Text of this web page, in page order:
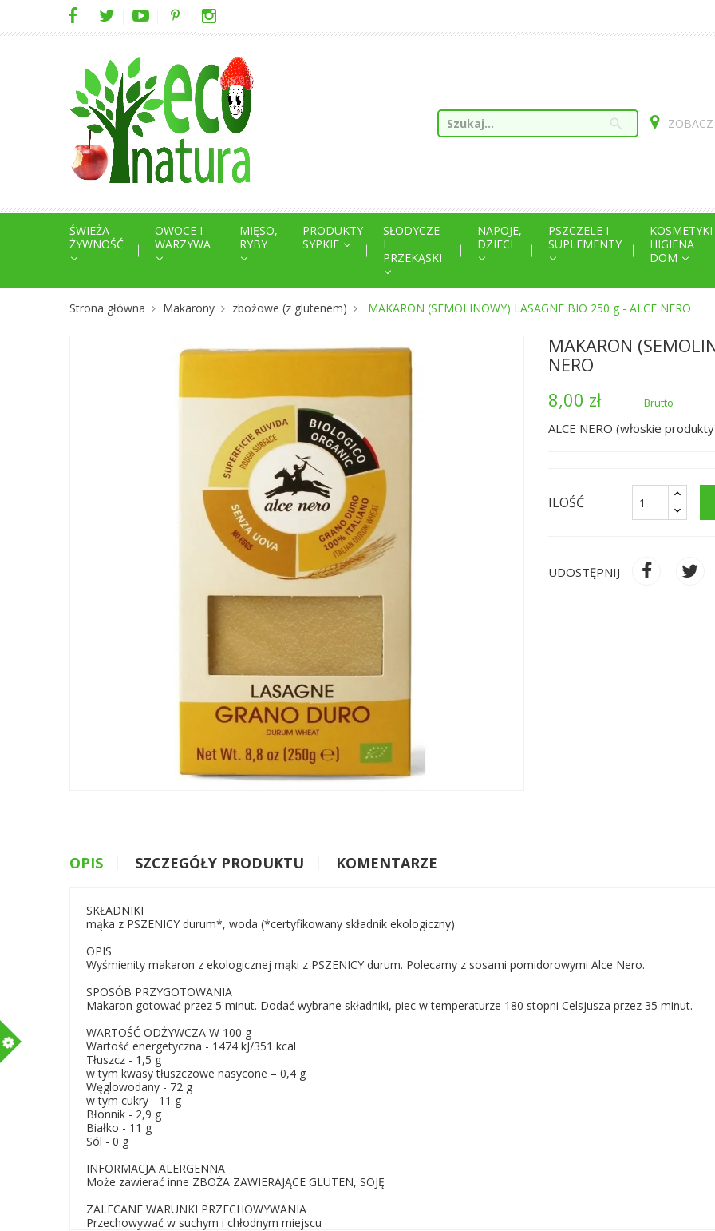
search
ŚWIEŻA
ŻYWNOŚĆ
OWOCE I
WARZYWA
MIĘSO,
RYBY
PRODUKTY
SYPKIE
SŁODYCZE
I
PRZEKĄSKI
NAPOJE,
DZIECI
PSZCZELE I
SUPLEMENTY
KOSMETYKI
HIGIENA
DOM
Strona główna Makarony zbożowe (z glutenem) MAKARON (SEMOLINOWY) LASAGNE BIO 250 g - ALCE NERO
MAKARON
NERO
8,00 zł
Brutto
ALCE NERO (włoskie
ILOŚĆ
UDOSTĘPNIJ
OPIS SZCZEGÓŁY PRODUKTU KOMENTARZE
SKŁADNIKI
mąka z PSZENICY durum*, woda (*certyfikowany składnik ekologiczny)
OPIS
Wyśmienity makaron z ekologicznej mąki z PSZENICY durum. Polecamy z sosami pomidorowymi Alce Nero.
SPOSÓB PRZYGOTOWANIA
Makaron gotować przez 5 minut. Dodać wybrane składniki, piec w temperaturze 180 stopni Celsjusza przez 35 minut.
WARTOŚĆ ODŻYWCZA W 100 g
Wartość energetyczna - 1474 kJ/351 kcal
Tłuszcz - 1,5 g
w tym kwasy tłuszczowe nasycone – 0,4 g
Węglowodany - 72 g
w tym cukry - 11 g
Błonnik - 2,9 g
Białko - 11 g
Sól - 0 g
INFORMACJA ALERGENNA
Może zawierać inne ZBOŻA ZAWIERAJĄCE GLUTEN, SOJĘ
ZALECANE WARUNKI PRZECHOWYWANIA
Przechowywać w suchym i chłodnym miejscu